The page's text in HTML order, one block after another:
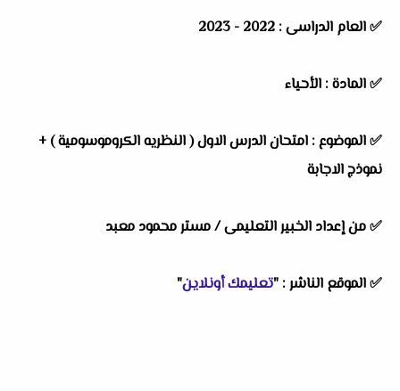
✅العام الدراسى :
✅المادة : الأحياء
✅الموضوع : امتحان الدرس الاول ( النظريه الكروموسومية ) +
نموذج الاجابة
✅من إعداد الخبير التعليمى /مستر محمود معبد
✅الموقع الناشر : "تعليمك أونلاين"